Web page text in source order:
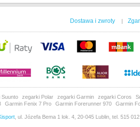
Dostawa i zwroty |
Suunto zegarki Polar zegarki Garmin zegarki Coros
Garmin Fenix 7 Pro Garmin Forerunner 970 Garmin
, ul. Józefa Bema 1 lok. 4, 20-045 Lublin, tel. 515